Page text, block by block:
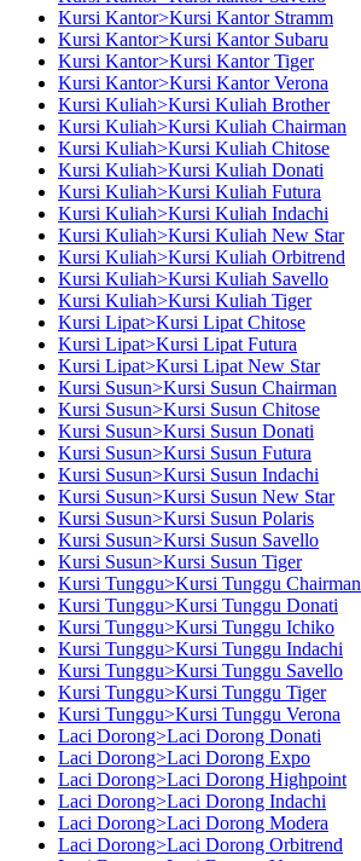
Kursi Kantor>Kursi Kantor Stramm
Kursi Kantor>Kursi Kantor Subaru
Kursi Kantor>Kursi Kantor Tiger
Kursi Kantor>Kursi Kantor Verona
Kursi Kuliah>Kursi Kuliah Brother
Kursi Kuliah>Kursi Kuliah Chairman
Kursi Kuliah>Kursi Kuliah Chitose
Kursi Kuliah>Kursi Kuliah Donati
Kursi Kuliah>Kursi Kuliah Futura
Kursi Kuliah>Kursi Kuliah Indachi
Kursi Kuliah>Kursi Kuliah New Star
Kursi Kuliah>Kursi Kuliah Orbitrend
Kursi Kuliah>Kursi Kuliah Savello
Kursi Kuliah>Kursi Kuliah Tiger
Kursi Lipat>Kursi Lipat Chitose
Kursi Lipat>Kursi Lipat Futura
Kursi Lipat>Kursi Lipat New Star
Kursi Susun>Kursi Susun Chairman
Kursi Susun>Kursi Susun Chitose
Kursi Susun>Kursi Susun Donati
Kursi Susun>Kursi Susun Futura
Kursi Susun>Kursi Susun Indachi
Kursi Susun>Kursi Susun New Star
Kursi Susun>Kursi Susun Polaris
Kursi Susun>Kursi Susun Savello
Kursi Susun>Kursi Susun Tiger
Kursi Tunggu>Kursi Tunggu Chairman
Kursi Tunggu>Kursi Tunggu Donati
Kursi Tunggu>Kursi Tunggu Ichiko
Kursi Tunggu>Kursi Tunggu Indachi
Kursi Tunggu>Kursi Tunggu Savello
Kursi Tunggu>Kursi Tunggu Tiger
Kursi Tunggu>Kursi Tunggu Verona
Laci Dorong>Laci Dorong Donati
Laci Dorong>Laci Dorong Expo
Laci Dorong>Laci Dorong Highpoint
Laci Dorong>Laci Dorong Indachi
Laci Dorong>Laci Dorong Modera
Laci Dorong>Laci Dorong Orbitrend